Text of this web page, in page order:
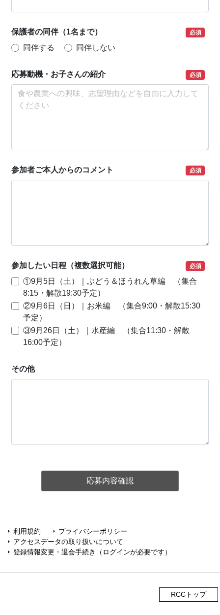
保護者の同伴（1名まで） 必須
同伴する 同伴しない
応募動機・お子さんの紹介 必須
参加者ご本人からのコメント 必須
参加したい日程（複数選択可能） 必須
①9月5日（土）｜ぶどう＆ほうれん草編 （集合
8:15・解散19:30予定）
②9月6日（日）｜お米編 （集合9:00・解散15:30
予定）
③9月26日（土）｜水産編 （集合11:30・解散
16:00予定）
その他
arrow_right 利用規約 arrow_right プライバシーポリシー
arrow_right アクセスデータの取り扱いについて
arrow_right 登録情報変更・退会手続き（ログインが必要です）
RCCトップ